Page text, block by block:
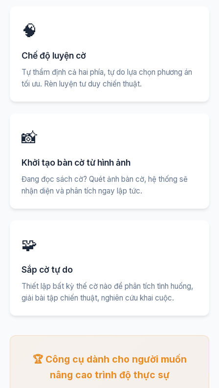
🧠
Chế độ luyện cờ
Tự thẩm định cả hai phía, tự do lựa chọn phương án
tối ưu. Rèn luyện tư duy chiến thuật.
📸
Khởi tạo bàn cờ từ hình ảnh
Đang đọc sách cờ? Quét ảnh bàn cờ, hệ thống sẽ
nhận diện và phân tích ngay lập tức.
🧩
Sắp cờ tự do
Thiết lập bất kỳ thế cờ nào để phân tích tình huống,
giải bài tập chiến thuật, nghiên cứu khai cuộc.
🏆 Công cụ dành cho người muốn
nâng cao trình độ thực sự